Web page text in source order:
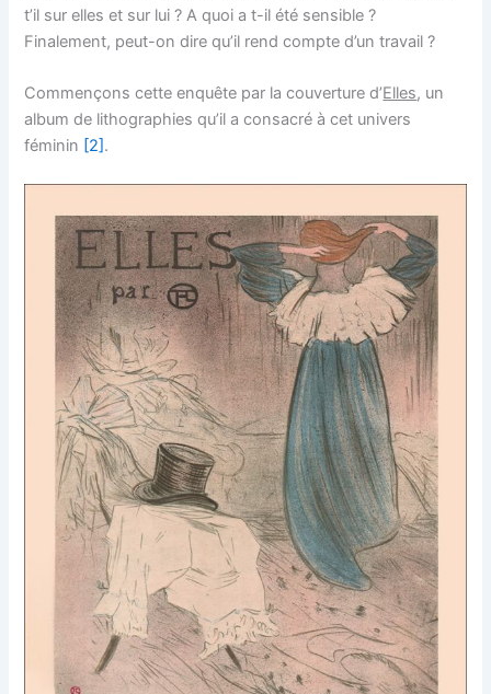
t’il sur elles et sur lui ? A quoi a t-il été sensible ?
Finalement, peut-on dire qu’il rend compte d’un travail ?
Commençons cette enquête par la couverture d’Elles, un
album de lithographies qu’il a consacré à cet univers
féminin [2].